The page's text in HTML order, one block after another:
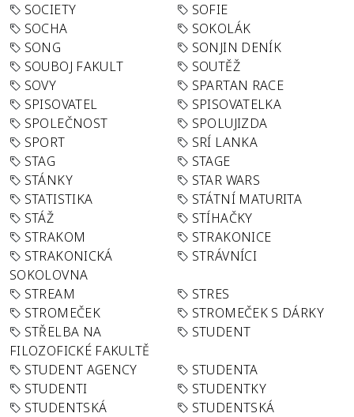
SOCIETY
SOFIE
SOCHA
SOKOLÁK
SONG
SONJIN DENÍK
SOUBOJ FAKULT
SOUTĚŽ
SOVY
SPARTAN RACE
SPISOVATEL
SPISOVATELKA
SPOLEČNOST
SPOLUJIZDA
SPORT
SRÍ LANKA
STAG
STAGE
STÁNKY
STAR WARS
STATISTIKA
STÁTNÍ MATURITA
STÁŽ
STÍHAČKY
STRAKOM
STRAKONICE
STRAKONICKÁ
SOKOLOVNA
STRÁVNÍCI
STREAM
STRES
STROMEČEK
STROMEČEK S DÁRKY
STŘELBA NA
FILOZOFICKÉ FAKULTĚ
STUDENT
STUDENT AGENCY
STUDENTA
STUDENTI
STUDENTKY
STUDENTSKÁ
STUDENTSKÁ